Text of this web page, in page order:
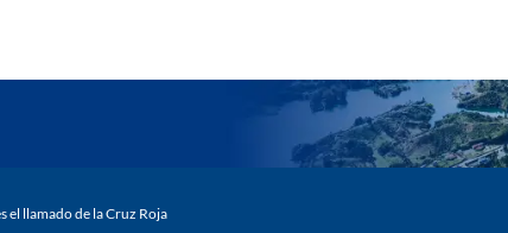
el llamado de la Cruz Roja